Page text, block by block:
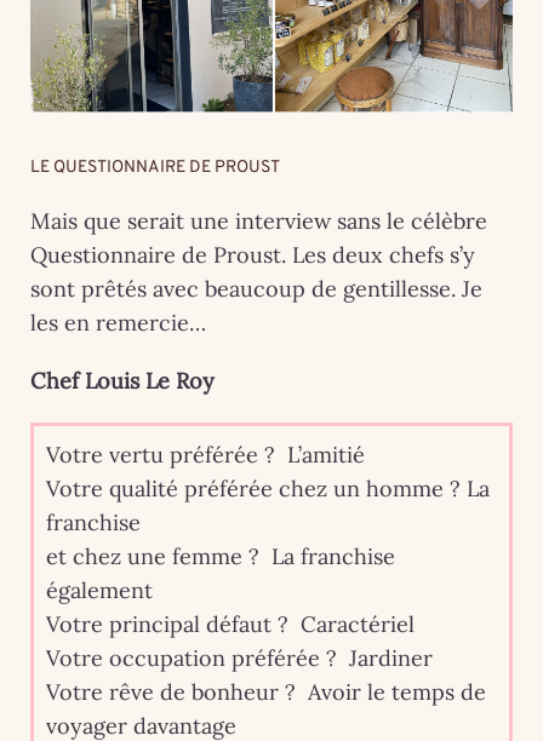
LE QUESTIONNAIRE DE PROUST
Mais que serait une interview sans le célèbre
Questionnaire de Proust. Les deux chefs s’y
sont prêtés avec beaucoup de gentillesse. Je
les en remercie…
Chef Louis Le Roy
Votre vertu préférée ? L’amitié
Votre qualité préférée chez un homme ? La
franchise
et chez une femme ? La franchise
également
Votre principal défaut ? Caractériel
Votre occupation préférée ? Jardiner
Votre rêve de bonheur ? Avoir le temps de
voyager davantage